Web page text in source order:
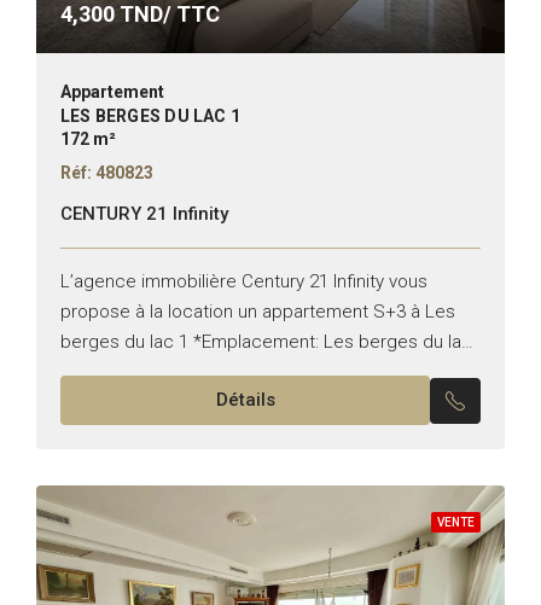
4,300 TND/ TTC
Appartement
LES BERGES DU LAC 1
172 m²
Réf: 480823
CENTURY 21 Infinity
L’agence immobilière Century 21 Infinity vous
propose à la location un appartement S+3 à Les
berges du lac 1 *Emplacement: Les berges du lac
1 *Typologie: S+3 *Superficie: 172 m² *État: vide...
Détails
VENTE